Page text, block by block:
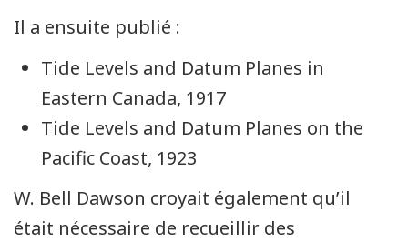
Il a ensuite publié :
Tide Levels and Datum Planes in
Eastern Canada, 1917
Tide Levels and Datum Planes on the
Pacific Coast, 1923
W. Bell Dawson croyait également qu’il
était nécessaire de recueillir des